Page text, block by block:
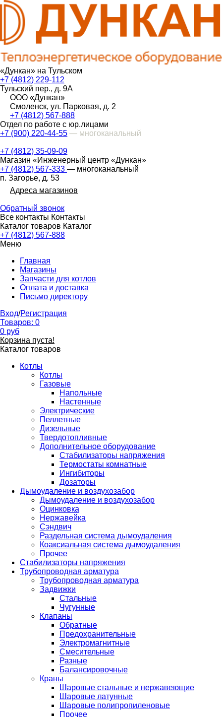
«Дункан» на Тульском
+7 (4812) 229-112
Тульский пер., д. 9А
ООО «Дункан»
Смоленск, ул. Парковая, д. 2
+7 (4812) 567-888
Отдел по работе с юр.лицами
+7 (900) 220-44-55 — многоканальный
+7 (4812) 35-09-09
Магазин «Инженерный центр «Дункан»
+7 (4812) 567-333 — многоканальный
п. Загорье, д. 53
Адреса магазинов
Обратный звонок
Все контакты Контакты
Каталог товаров Каталог
+7 (4812) 567-888
Меню
Главная
Магазины
Запчасти для котлов
Оплата и доставка
Письмо директору
Вход/Регистрация
Товаров: 0
0 руб
Корзина пуста!
Каталог товаров
Котлы
Котлы
Газовые
Напольные
Настенные
Электрические
Пеллетные
Дизельные
Твердотопливные
Дополнительное оборудование
Стабилизаторы напряжения
Термостаты комнатные
Ингибиторы
Дозаторы
Дымоудаление и воздухозабор
Дымоудаление и воздухозабор
Оцинковка
Нержавейка
Сэндвич
Раздельная система дымоудаления
Коаксиальная система дымоудаления
Прочее
Стабилизаторы напряжения
Трубопроводная арматура
Трубопроводная арматура
Задвижки
Стальные
Чугунные
Клапаны
Обратные
Предохранительные
Электромагнитные
Смесительные
Разные
Балансировочные
Краны
Шаровые стальные и нержавеющие
Шаровые латунные
Шаровые полипропиленовые
Прочее